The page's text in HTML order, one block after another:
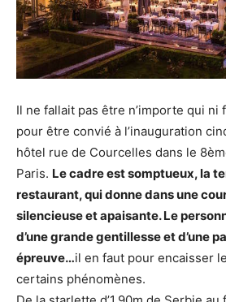
Il ne fallait pas être n’importe qui ni
pour être convié à l’inauguration
hôtel rue de Courcelles dans le
Paris. Le cadre est somptueux, la
restaurant, qui donne dans une
silencieuse et apaisante. Le
d’une grande gentillesse et d’une
épreuve…il en faut pour encaisser
certains phénomènes.